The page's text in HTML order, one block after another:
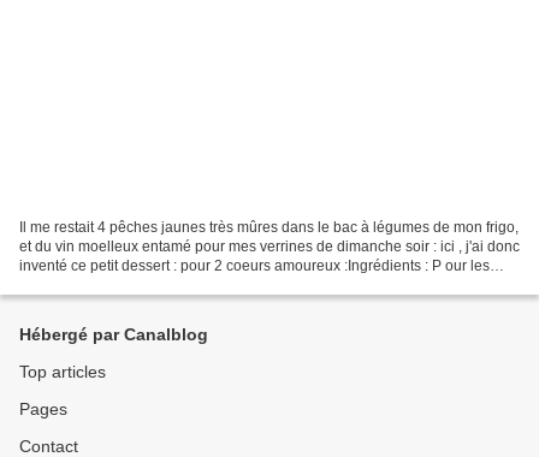
Il me restait 4 pêches jaunes très mûres dans le bac à légumes de mon frigo,
et du vin moelleux entamé pour mes verrines de dimanche soir : ici , j'ai donc
inventé ce petit dessert : pour 2 coeurs amoureux :Ingrédients : P our les
Hébergé par Canalblog
Top articles
Pages
Contact